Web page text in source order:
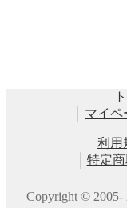
マイペ
利用
特定
Copyright ©